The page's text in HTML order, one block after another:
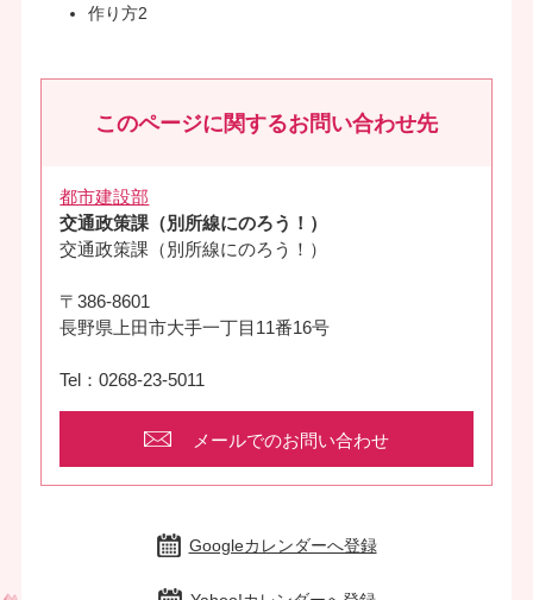
作り方2
このページに関するお問い合わせ先
都市建設部
交通政策課（別所線にのろう！）
交通政策課（別所線にのろう！）
〒386-8601
長野県上田市大手一丁目11番16号
Tel：0268-23-5011
メールでのお問い合わせ
Googleカレンダーへ登録